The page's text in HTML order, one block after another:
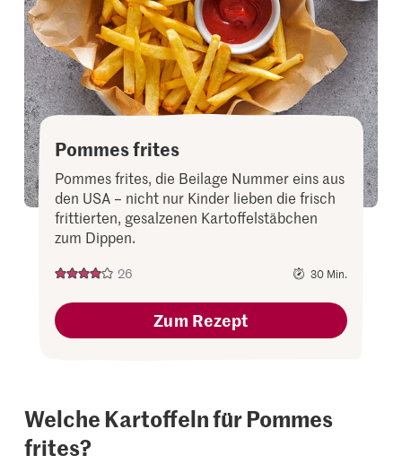
Pommes frites
Pommes frites, die Beilage Nummer eins aus
den USA – nicht nur Kinder lieben die frisch
frittierten, gesalzenen Kartoffelstäbchen
zum Dippen.
26 30 Min.
Zum Rezept
Welche Kartoffeln für Pommes
frites?